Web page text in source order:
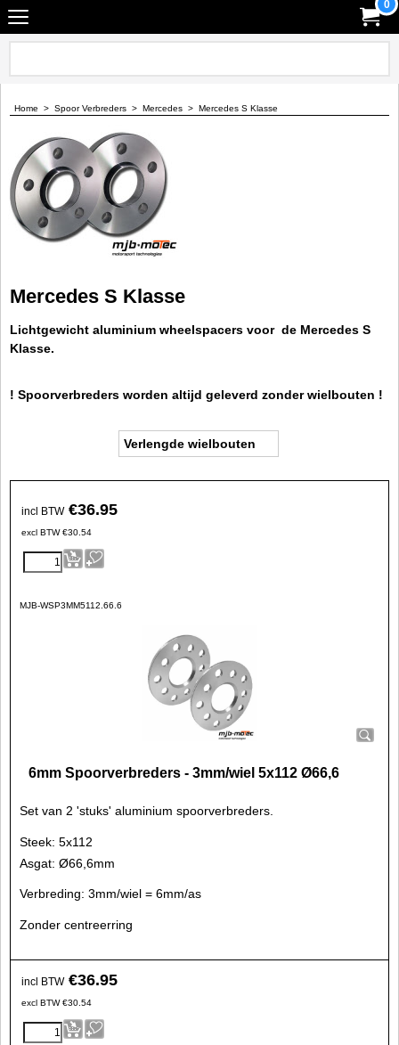
0
Home > Spoor Verbreders > Mercedes > Mercedes S Klasse
Mercedes S Klasse
Lichtgewicht aluminium wheelspacers voor de Mercedes S
Klasse.
! Spoorverbreders worden altijd geleverd zonder wielbouten !
Verlengde wielbouten
incl BTW €36.95
excl BTW €30.54
MJB-WSP3MM5112.66.6
6mm Spoorverbreders - 3mm/wiel 5x112 Ø66,6
Set van 2 'stuks' aluminium spoorverbreders.
Steek: 5x112
Asgat: Ø66,6mm
Verbreding: 3mm/wiel = 6mm/as
Zonder centreerring
incl BTW €36.95
excl BTW €30.54